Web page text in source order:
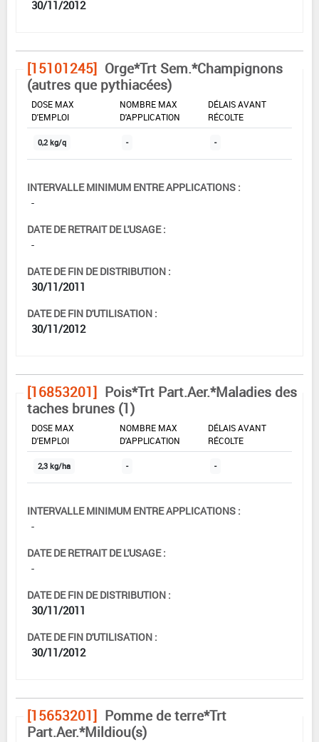
30/11/2012
[15101245] Orge*Trt Sem.*Champignons
(autres que pythiacées)
DOSE MAX
D'EMPLOI
NOMBRE MAX
D'APPLICATION
DÉLAIS AVANT
RÉCOLTE
0,2 kg/q - -
INTERVALLE MINIMUM ENTRE APPLICATIONS :
-
DATE DE RETRAIT DE L'USAGE :
-
DATE DE FIN DE DISTRIBUTION :
30/11/2011
DATE DE FIN D'UTILISATION :
30/11/2012
[16853201] Pois*Trt Part.Aer.*Maladies des
taches brunes (1)
DOSE MAX
D'EMPLOI
NOMBRE MAX
D'APPLICATION
DÉLAIS AVANT
RÉCOLTE
2,3 kg/ha - -
INTERVALLE MINIMUM ENTRE APPLICATIONS :
-
DATE DE RETRAIT DE L'USAGE :
-
DATE DE FIN DE DISTRIBUTION :
30/11/2011
DATE DE FIN D'UTILISATION :
30/11/2012
[15653201] Pomme de terre*Trt
Part.Aer.*Mildiou(s)